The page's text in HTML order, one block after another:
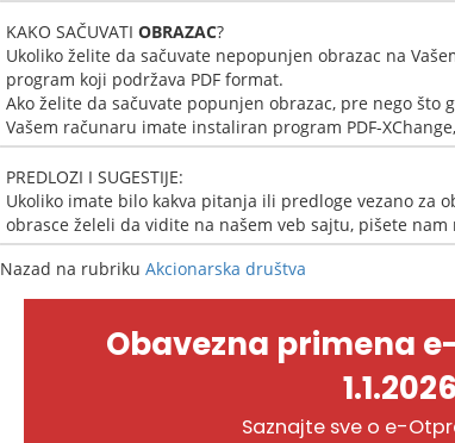
KAKO SAČUVATI OBRAZAC?
Ukoliko želite da sačuvate nepopunjen obrazac na
program koji podržava PDF format.
Ako želite da sačuvate popunjen obrazac, pre nego
Vašem računaru imate instaliran program PDF-
PREDLOZI I SUGESTIJE:
Ukoliko imate bilo kakva pitanja ili predloge vezano za
obrasce želeli da vidite na našem veb sajtu, pišete nam
Nazad na rubriku Akcionarska društva
Obavezna primena
Saznajte sve o e-